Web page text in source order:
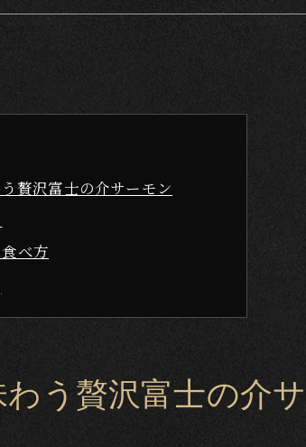
贅沢富士の介サーモン
べ方
すめ料理
サーモン
サーモンの楽しみ方
パッチョを楽しむ
う贅沢富士の介